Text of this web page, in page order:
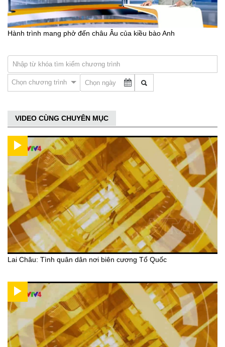
Hành trình mang phở đến châu Âu của kiều bào Anh
Chọn chương trình
VIDEO CÙNG CHUYÊN MỤC
Lai Châu: Tình quân dân nơi biên cương Tổ Quốc